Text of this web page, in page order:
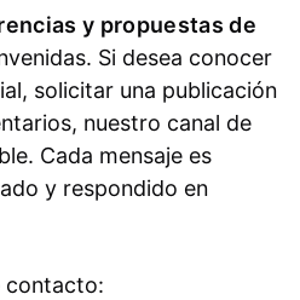
y propuestas de
Si desea conocer
solicitar una publicación
nuestro canal de
Cada mensaje es
y respondido en
contacto: